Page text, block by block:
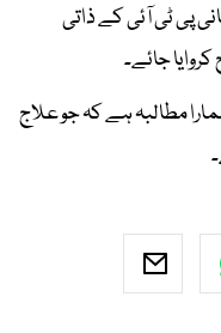
پی ٹی آئی کے ذاتی
جائے۔
مطالبہ ہے کہ جو علاج